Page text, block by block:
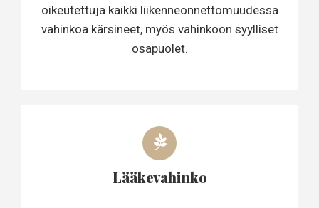
oikeutettuja kaikki liikenneonnettomuudessa
vahinkoa kärsineet, myös vahinkoon syylliset
osapuolet.
Lääkevahinko